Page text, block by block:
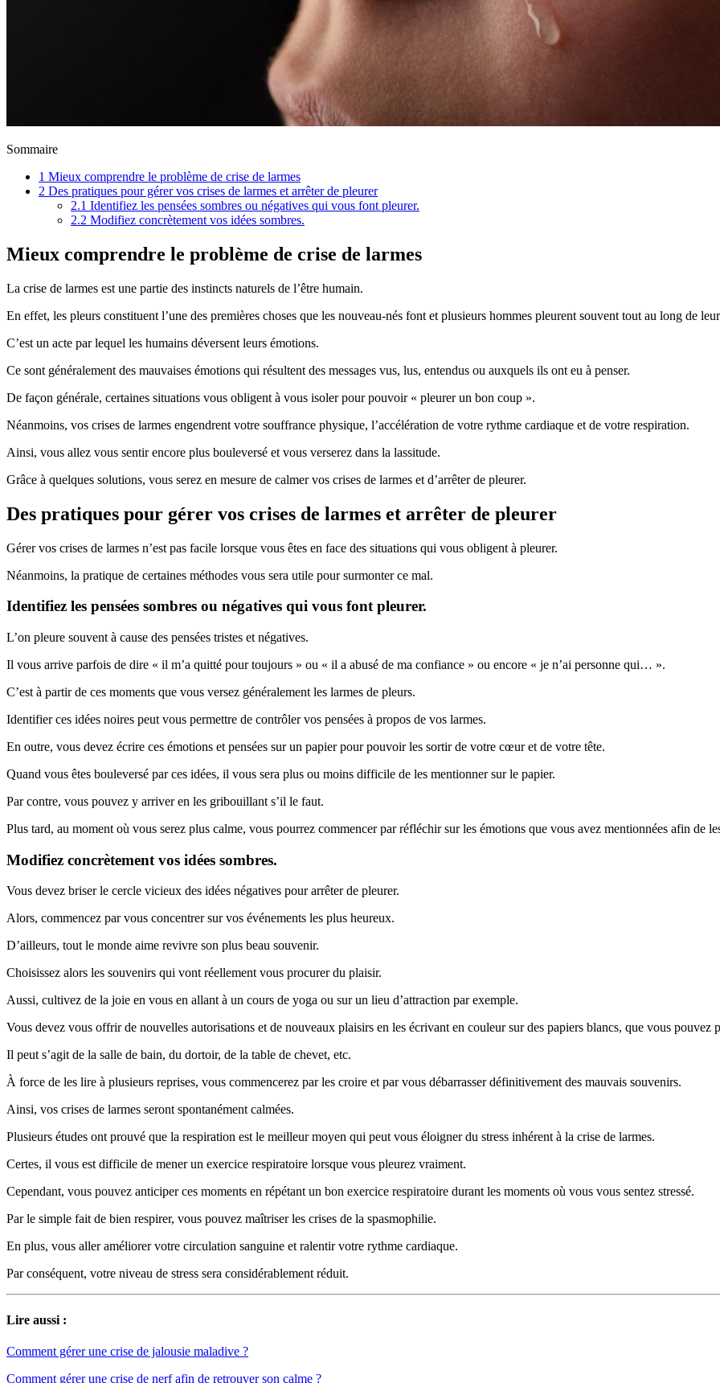
Sommaire
1 Mieux comprendre le problème de crise de larmes
2 Des pratiques pour gérer vos crises de larmes et arrêter de pleurer
2.1 Identifiez les pensées sombres ou négatives qui vous font pleurer.
2.2 Modifiez concrètement vos idées sombres.
Mieux comprendre le problème de crise de larmes
La crise de larmes est une partie des instincts naturels de l’être humain.
En effet, les pleurs constituent l’une des premières choses que les nouveau-nés font et plusieurs hommes pleurent souvent tout au long de
C’est un acte par lequel les humains déversent leurs émotions.
Ce sont généralement des mauvaises émotions qui résultent des messages vus, lus, entendus ou auxquels ils ont eu à penser.
De façon générale, certaines situations vous obligent à vous isoler pour pouvoir « pleurer un bon coup ».
Néanmoins, vos crises de larmes engendrent votre souffrance physique, l’accélération de votre rythme cardiaque et de votre respiration.
Ainsi, vous allez vous sentir encore plus bouleversé et vous verserez dans la lassitude.
Grâce à quelques solutions, vous serez en mesure de calmer vos crises de larmes et d’arrêter de pleurer.
Des pratiques pour gérer vos crises de larmes et arrêter de pleurer
Gérer vos crises de larmes n’est pas facile lorsque vous êtes en face des situations qui vous obligent à pleurer.
Néanmoins, la pratique de certaines méthodes vous sera utile pour surmonter ce mal.
Identifiez les pensées sombres ou négatives qui vous font pleurer.
L’on pleure souvent à cause des pensées tristes et négatives.
Il vous arrive parfois de dire « il m’a quitté pour toujours » ou « il a abusé de ma confiance » ou encore « je n’ai personne qui… ».
C’est à partir de ces moments que vous versez généralement les larmes de pleurs.
Identifier ces idées noires peut vous permettre de contrôler vos pensées à propos de vos larmes.
En outre, vous devez écrire ces émotions et pensées sur un papier pour pouvoir les sortir de votre cœur et de votre tête.
Quand vous êtes bouleversé par ces idées, il vous sera plus ou moins difficile de les mentionner sur le papier.
Par contre, vous pouvez y arriver en les gribouillant s’il le faut.
Plus tard, au moment où vous serez plus calme, vous pourrez commencer par réfléchir sur les émotions que vous avez mentionnées afin de
Modifiez concrètement vos idées sombres.
Vous devez briser le cercle vicieux des idées négatives pour arrêter de pleurer.
Alors, commencez par vous concentrer sur vos événements les plus heureux.
D’ailleurs, tout le monde aime revivre son plus beau souvenir.
Choisissez alors les souvenirs qui vont réellement vous procurer du plaisir.
Aussi, cultivez de la joie en vous en allant à un cours de yoga ou sur un lieu d’attraction par exemple.
Vous devez vous offrir de nouvelles autorisations et de nouveaux plaisirs en les écrivant en couleur sur des papiers blancs, que vous pouvez
Il peut s’agit de la salle de bain, du dortoir, de la table de chevet, etc.
À force de les lire à plusieurs reprises, vous commencerez par les croire et par vous débarrasser définitivement des mauvais souvenirs.
Ainsi, vos crises de larmes seront spontanément calmées.
Plusieurs études ont prouvé que la respiration est le meilleur moyen qui peut vous éloigner du stress inhérent à la crise de larmes.
Certes, il vous est difficile de mener un exercice respiratoire lorsque vous pleurez vraiment.
Cependant, vous pouvez anticiper ces moments en répétant un bon exercice respiratoire durant les moments où vous vous sentez stressé.
Par le simple fait de bien respirer, vous pouvez maîtriser les crises de la spasmophilie.
En plus, vous aller améliorer votre circulation sanguine et ralentir votre rythme cardiaque.
Par conséquent, votre niveau de stress sera considérablement réduit.
Lire aussi :
Comment gérer une crise de jalousie maladive ?
Comment gérer une crise de nerf afin de retrouver son calme ?